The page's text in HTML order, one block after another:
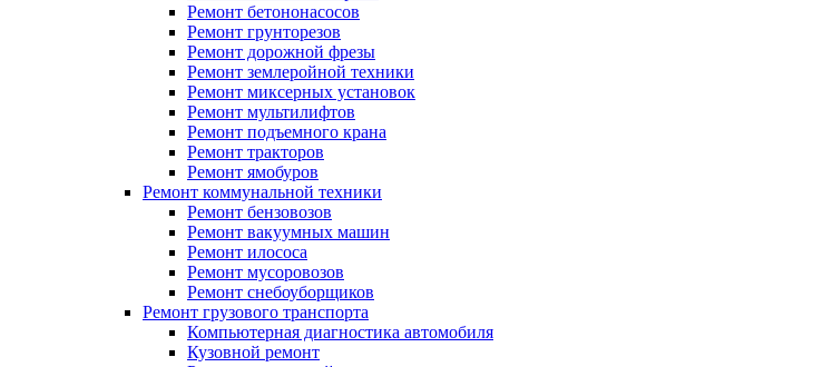
Ремонт бетононасосов
Ремонт грунторезов
Ремонт дорожной фрезы
Ремонт землеройной техники
Ремонт миксерных установок
Ремонт мультилифтов
Ремонт подъемного крана
Ремонт тракторов
Ремонт ямобуров
Ремонт коммунальной техники
Ремонт бензовозов
Ремонт вакуумных машин
Ремонт илососа
Ремонт мусоровозов
Ремонт снебоуборщиков
Ремонт грузового транспорта
Компьютерная диагностика автомобиля
Кузовной ремонт